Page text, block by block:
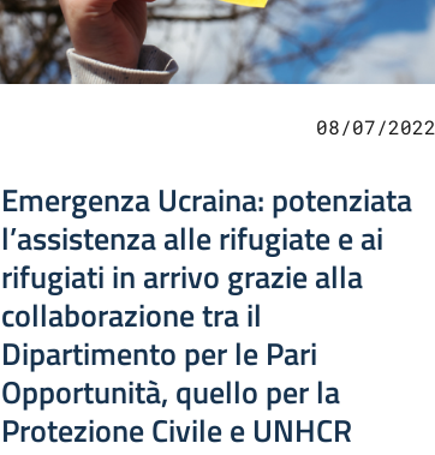
08/07/2022
Emergenza Ucraina: potenziata
l’assistenza alle rifugiate e ai
rifugiati in arrivo grazie alla
collaborazione tra il
Dipartimento per le Pari
Opportunità, quello per la
Protezione Civile e UNHCR